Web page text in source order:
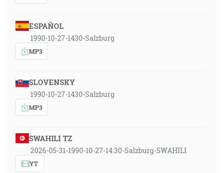
ESPAÑOL
1990-10-27-1430-Salzburg
MP3
SLOVENSKY
1990-10-27-1430-Salzburg
MP3
SWAHILI TZ
2026-05-31-1990-10-27-14:30-Salzburg-SWAHILI
YT